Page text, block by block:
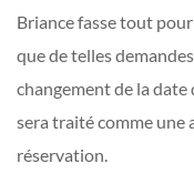
Briance fasse tout
que de telles
changement de la
sera traité comme
réservation.